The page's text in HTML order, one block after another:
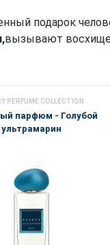
подарок
вызывают
PERFUME COLLECTION
парфюм - Голубой
ультрамарин